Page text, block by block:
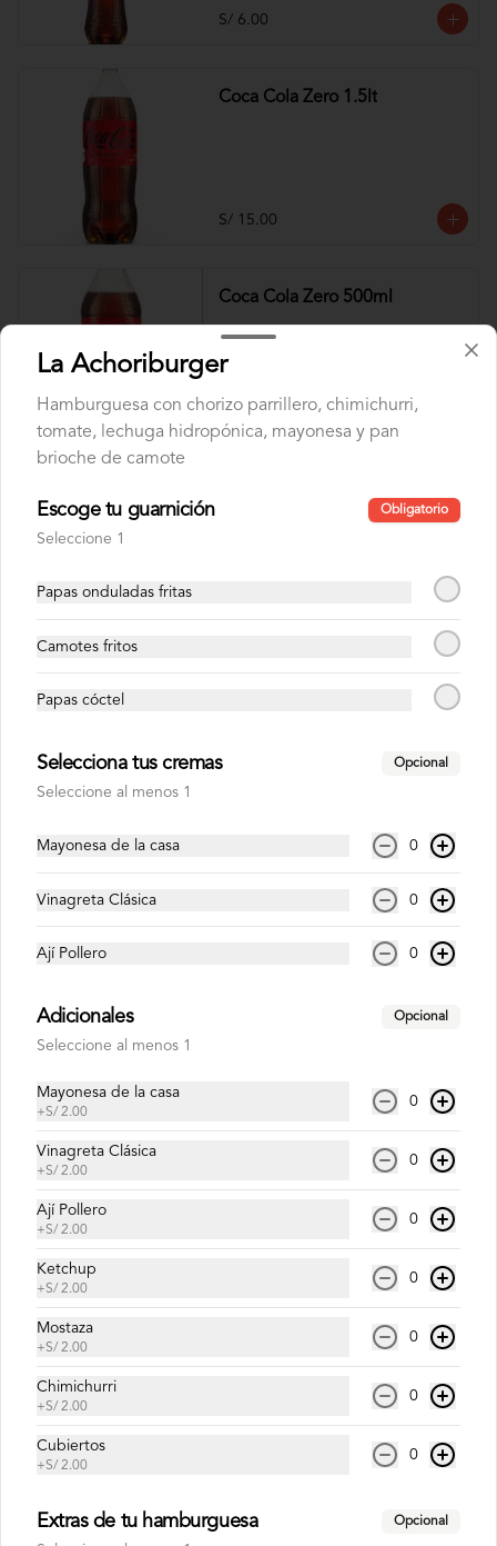
S/ 6.00
Coca Cola Zero 1.5lt
S/ 15.00
Coca Cola Zero 500ml
S/ 6.00
S/ 15.00
Inca Kola Zero 500ml
Conócenos
La Achoriburger
Hamburguesa con chorizo parrillero, chimichurri,
tomate, lechuga hidropónica, mayonesa y pan
brioche de camote
Escoge tu guarnición Obligatorio
Seleccione 1
Papas onduladas fritas
Camotes fritos
Papas cóctel
Selecciona tus cremas Opcional
Seleccione al menos 1
Mayonesa de la casa 0
Vinagreta Clásica 0
Ají Pollero 0
Adicionales Opcional
Seleccione al menos 1
Mayonesa de la casa
+S/ 2.00
0
Vinagreta Clásica
+S/ 2.00
0
Ají Pollero
+S/ 2.00
0
Ketchup
+S/ 2.00
0
Mostaza
+S/ 2.00
0
Chimichurri
+S/ 2.00
0
Cubiertos
+S/ 2.00
0
Extras de tu hamburguesa Opcional